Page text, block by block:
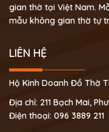
gian thờ tại Việt Nam.
mẫu không gian thờ tự
LIÊN HỆ
Hộ Kinh Doanh Đồ Thờ
Địa chỉ: 211 Bạch Mai,
Điện thoại: 096 3889 211